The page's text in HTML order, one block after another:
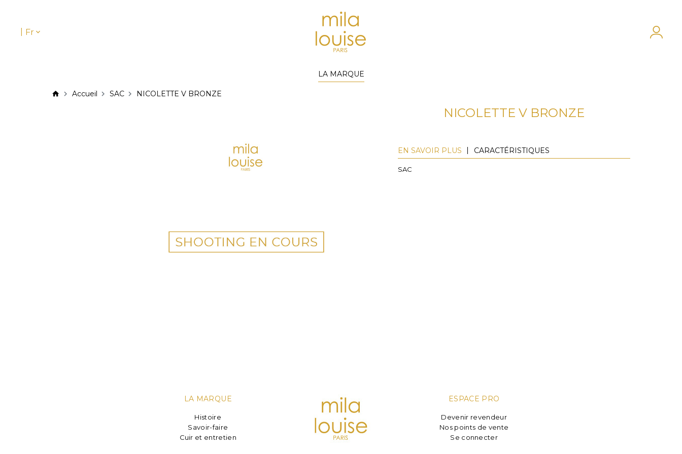
Fr
LA MARQUE
Accueil SAC NICOLETTE V BRONZE
NICOLETTE V BRONZE
EN SAVOIR PLUS CARACTÉRISTIQUES
SAC
LA MARQUE
Histoire
Savoir-faire
Cuir et entretien
ESPACE PRO
Devenir revendeur
Nos points de vente
Se connecter